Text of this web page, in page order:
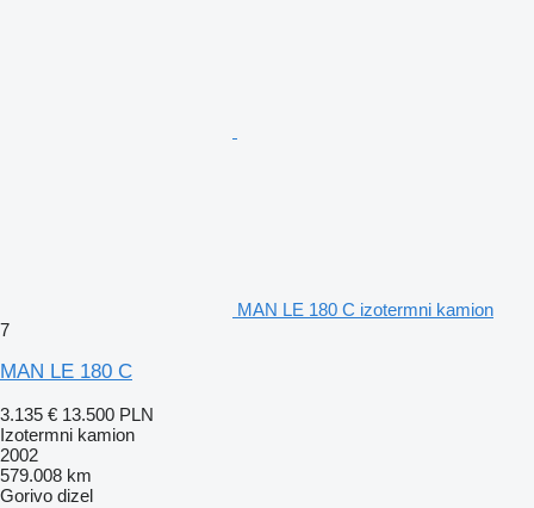
MAN LE 180 C izotermni kamion
7
MAN LE 180 C
3.135 € 13.500 PLN
Izotermni kamion
2002
579.008 km
Gorivo dizel